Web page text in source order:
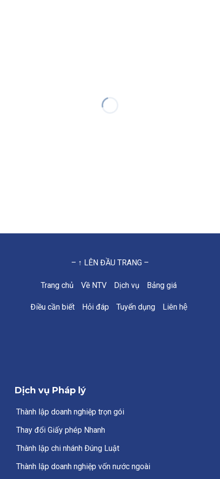
– ↑ LÊN ĐẦU TRANG –
Trang chủ Về NTV Dịch vụ Bảng giá
Điều cần biết Hỏi đáp Tuyển dụng Liên hệ
Dịch vụ Pháp lý
Thành lập doanh nghiệp trọn gói
Thay đổi Giấy phép Nhanh
Thành lập chi nhánh Đúng Luật
Thành lập doanh nghiệp vốn nước ngoài